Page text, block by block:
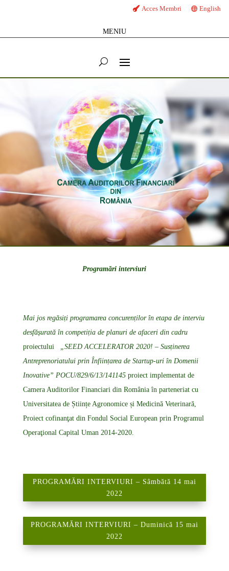
Acces Membri English
MENIU
Programări interviuri
Mai jos regăsiți programarea concurenților în etapa de interviu
desfășurată în competiția de planuri de afaceri din cadru
proiectului
„SEED ACCELERATOR 2020! – Susținerea
Antreprenoriatului prin Înființarea de Startup-uri în Domenii
Inovative” POCU/829/6/13/141145proiect implementat de
Camera Auditorilor Financiari din România în parteneriat cu
Universitatea de Științe Agronomice și Medicină Veterinară,
Proiect cofinanţat din Fondul Social European prin Programul
Operaţional Capital Uman 2014-2020.
PROGRAMĂRI INTERVIURI – Sâmbătă 14 mai
2022
PROGRAMĂRI INTERVIURI – Duminică 15 mai
2022